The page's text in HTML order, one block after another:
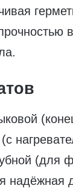
(для
надёжная